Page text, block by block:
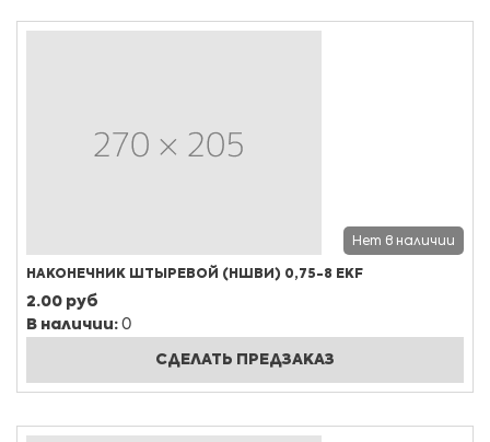
Нет в наличии
НАКОНЕЧНИК ШТЫРЕВОЙ (НШВИ) 0,75-8 EKF
2.00 руб
В наличии: 0
СДЕЛАТЬ ПРЕДЗАКАЗ